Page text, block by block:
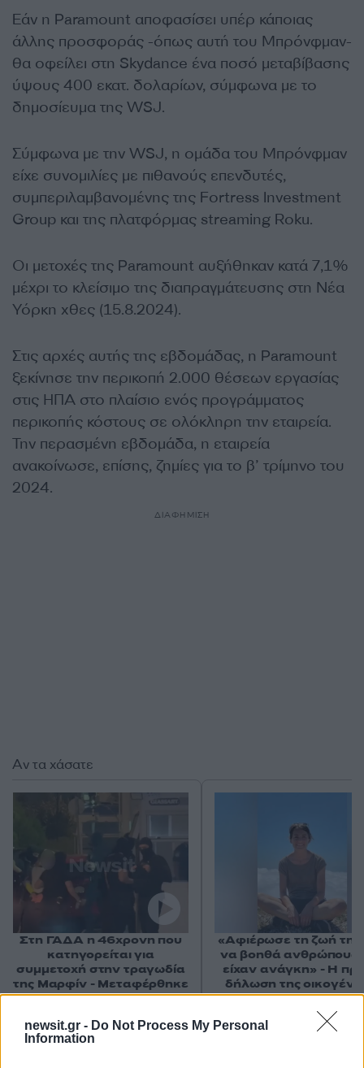
newsit.gr - Do Not Process My Personal
Information
Εάν η Paramount αποφασίσει υπέρ κάποιας
άλλης προσφοράς -όπως αυτή του Μπρόνφμαν-
θα οφείλει στη Skydance ένα ποσό μεταβίβασης
ύψους 400 εκατ. δολαρίων, σύμφωνα με το
δημοσίευμα της WSJ.
Σύμφωνα με την WSJ, η ομάδα του Μπρόνφμαν
είχε συνομιλίες με πιθανούς επενδυτές,
συμπεριλαμβανομένης της Fortress Investment
Group και της πλατφόρμας streaming Roku.
Οι μετοχές της Paramount αυξήθηκαν κατά 7,1%
μέχρι το κλείσιμο της διαπραγμάτευσης στη Νέα
Υόρκη χθες (15.8.2024).
Στις αρχές αυτής της εβδομάδας, η Paramount
ξεκίνησε την περικοπή 2.000 θέσεων εργασίας
στις ΗΠΑ στο πλαίσιο ενός προγράμματος
περικοπής κόστους σε ολόκληρη την εταιρεία.
Την περασμένη εβδομάδα, η εταιρεία
ανακοίνωσε, επίσης, ζημίες για το β’ τρίμηνο του
2024.
ΔΙΑΦΗΜΙΣΗ
Αν τα χάσατε
Στη ΓΑΔΑ η 46χρονη που
κατηγορείται για
συμμετοχή στην τραγωδία
της Μαρφίν - Μεταφέρθηκε
απευθείας από το
«Αφιέρωσε τη ζωή της
να βοηθά ανθρώπους
είχαν ανάγκη» - Η
δήλωση της
της 38χρονης Λίζα
βρέθηκε νεκρή
Κυψέλη